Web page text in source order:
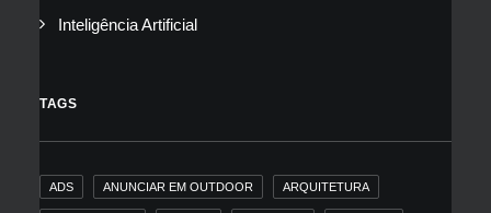
Inteligência Artificial
TAGS
ADS ANUNCIAR EM OUTDOOR ARQUITETURA